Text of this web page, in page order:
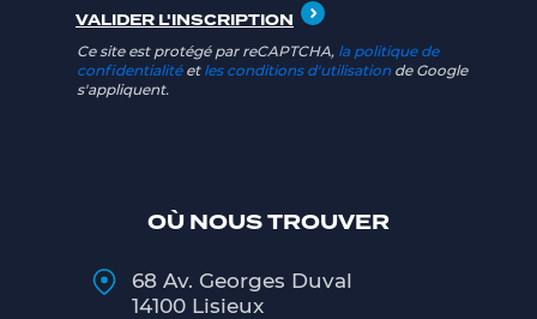
OÙ NOUS TROUVER
68 Av. Georges Duval
14100 Lisieux
Ce site est protégé par reCAPTCHA, la politique de
confidentialitéet les conditions d'utilisation de Google
s'appliquent.